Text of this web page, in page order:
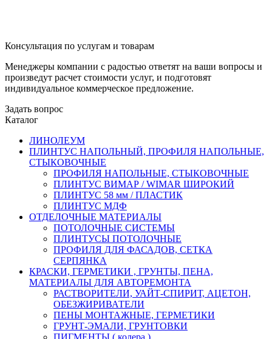
Консультация по услугам и товарам
Менеджеры компании с радостью ответят на ваши вопросы и
произведут расчет стоимости услуг, и подготовят
индивидуальное коммерческое предложение.
Задать вопрос
Каталог
ЛИНОЛЕУМ
ПЛИНТУС НАПОЛЬНЫЙ, ПРОФИЛЯ НАПОЛЬНЫЕ,
СТЫКОВОЧНЫЕ
ПРОФИЛЯ НАПОЛЬНЫЕ, СТЫКОВОЧНЫЕ
ПЛИНТУС ВИМАР / WIMAR ШИРОКИЙ
ПЛИНТУС 58 мм / ПЛАСТИК
ПЛИНТУС МДФ
ОТДЕЛОЧНЫЕ МАТЕРИАЛЫ
ПОТОЛОЧНЫЕ СИСТЕМЫ
ПЛИНТУСЫ ПОТОЛОЧНЫЕ
ПРОФИЛЯ ДЛЯ ФАСАДОВ, СЕТКА
СЕРПЯНКА
КРАСКИ, ГЕРМЕТИКИ , ГРУНТЫ, ПЕНА,
МАТЕРИАЛЫ ДЛЯ АВТОРЕМОНТА
РАСТВОРИТЕЛИ, УАЙТ-СПИРИТ, АЦЕТОН,
ОБЕЗЖИРИВАТЕЛИ
ПЕНЫ МОНТАЖНЫЕ, ГЕРМЕТИКИ
ГРУНТ-ЭМАЛИ, ГРУНТОВКИ
ПИГМЕНТЫ ( колера )